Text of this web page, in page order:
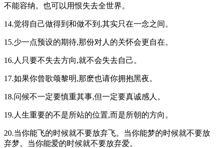
不能容纳。也可以用恨失去全世界。
14.觉得自己做得到和做不到,其实只在一念之间。
15.少一点预设的期待,那份对人的关怀会更自在。
16.人只要不失去方向,就不会失去自己。
17.如果你曾歌颂黎明,那麽也请你拥抱黑夜。
18.问候不一定要慎重其事,但一定要真诚感人。
19.人生重要的不是所站的位置,而是所朝的方向。
20.当你能飞的时候就不要放弃飞。当你能梦的时候就不要放
弃梦。当你能爱的时候就不要放弃爱。